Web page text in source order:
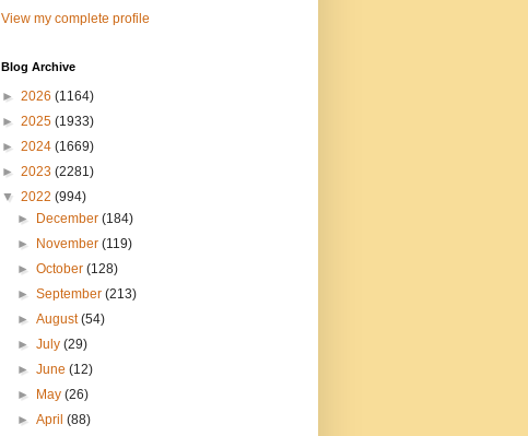
View my complete profile
Blog Archive
► 2026 (1164)
► 2025 (1933)
► 2024 (1669)
► 2023 (2281)
▼ 2022 (994)
►
December(184)
►
November(119)
►October(128)
►September(213)
►August(54)
►July(29)
►June(12)
►
May(26)
►April(88)